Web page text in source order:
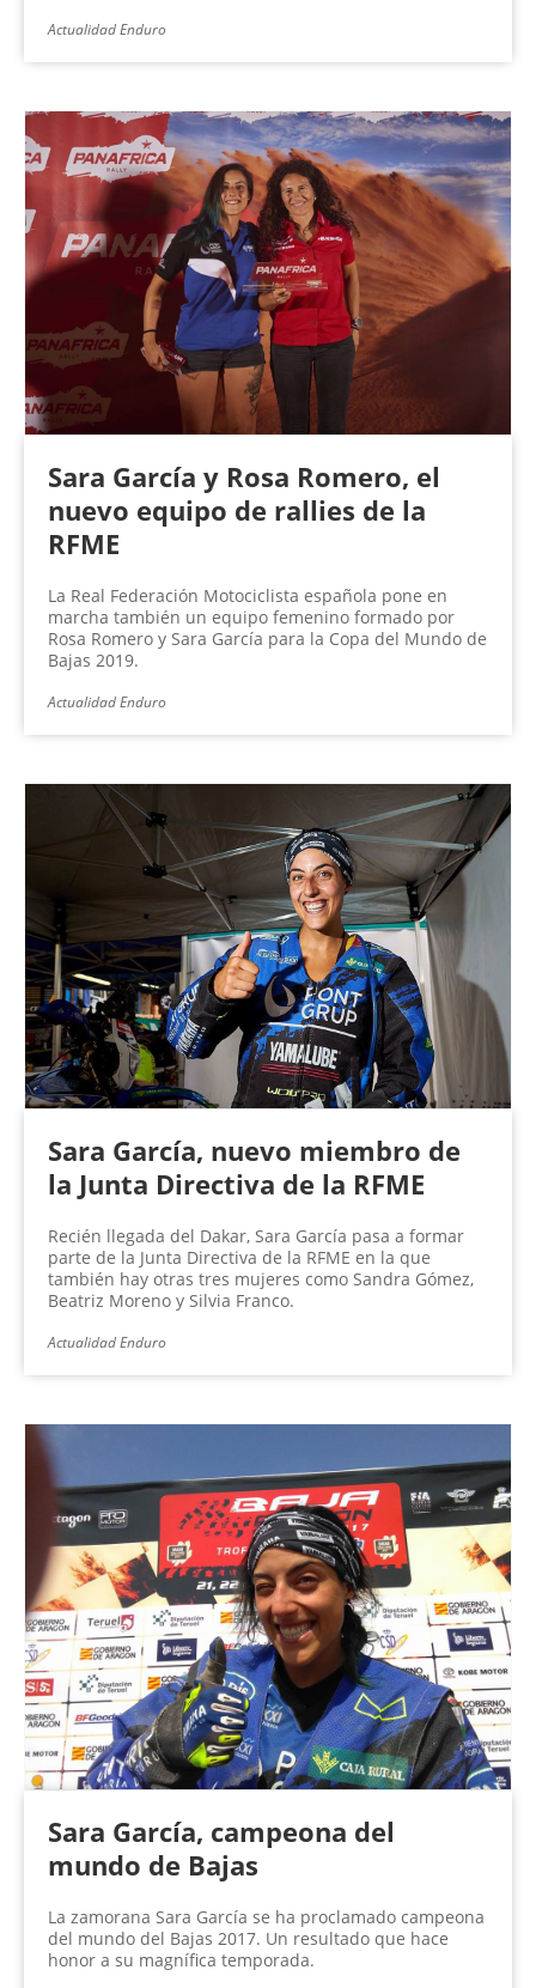
Actualidad Enduro
Sara García y Rosa Romero, el
nuevo equipo de rallies de la
RFME
La Real Federación Motociclista española pone en
marcha también un equipo femenino formado por
Rosa Romero y Sara García para la Copa del Mundo de
Bajas 2019.
Actualidad Enduro
Sara García, nuevo miembro de
la Junta Directiva de la RFME
Recién llegada del Dakar, Sara García pasa a formar
parte de la Junta Directiva de la RFME en la que
también hay otras tres mujeres como Sandra Gómez,
Beatriz Moreno y Silvia Franco.
Actualidad Enduro
Sara García, campeona del
mundo de Bajas
La zamorana Sara García se ha proclamado campeona
del mundo del Bajas 2017. Un resultado que hace
honor a su magnífica temporada.